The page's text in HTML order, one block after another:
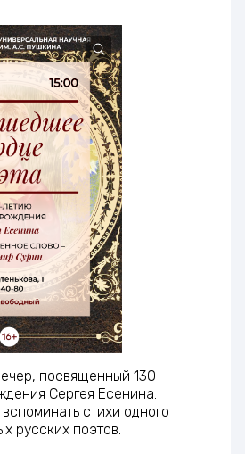
посвященный 130-
Сергея Есенина.
стихи одного
русских поэтов.